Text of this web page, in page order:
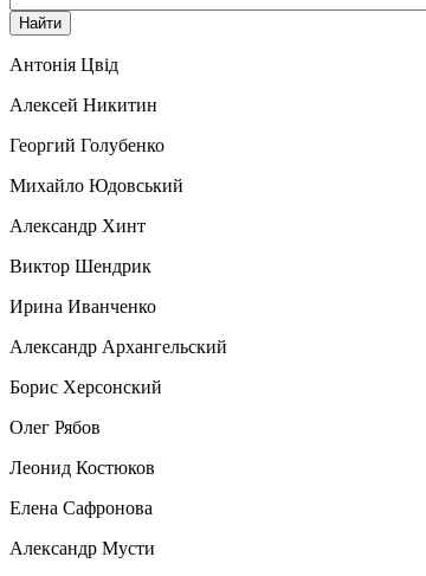
Антонія Цвід
Алексей Никитин
Георгий Голубенко
Михайло Юдовський
Александр Хинт
Виктор Шендрик
Ирина Иванченко
Александр Архангельский
Борис Херсонский
Олег Рябов
Леонид Костюков
Елена Сафронова
Александр Мусти